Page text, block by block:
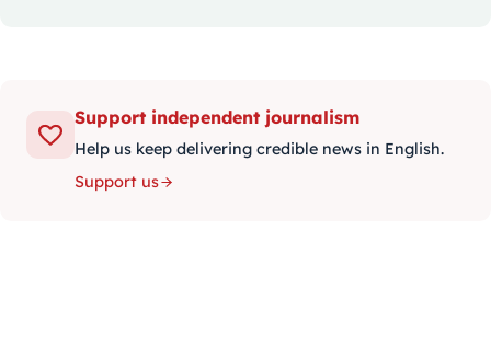
Support independent journalism
Help us keep delivering credible news in English.
Support us